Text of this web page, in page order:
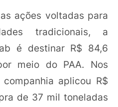
ações voltadas para
tradicionais, a
é destinar R$ 84,6
meio do PAA. Nos
aplicou R$
de 37 mil toneladas